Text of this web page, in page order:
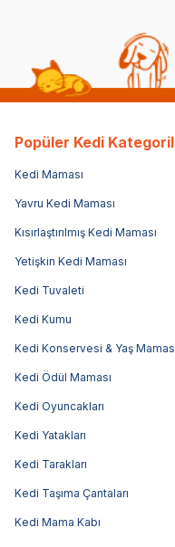
Popüler Kedi
Kedi Maması
Yavru Kedi Maması
Kısırlaştırılmış Kedi Maması
Yetişkin Kedi Maması
Kedi Tuvaleti
Kedi Kumu
Kedi Konservesi & Yaş
Kedi Ödül Maması
Kedi Oyuncakları
Kedi Yatakları
Kedi Tarakları
Kedi Taşıma Çantaları
Kedi Mama Kabı